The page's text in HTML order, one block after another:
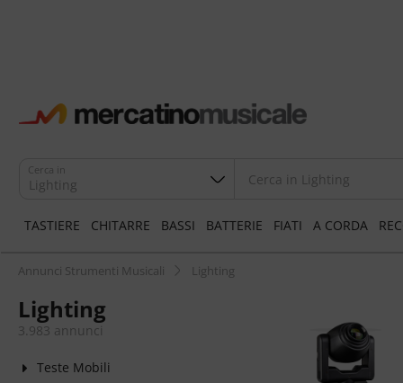
Lighting
Cerca in
TASTIERE CHITARRE BASSI BATTERIE FIATI A CORDA
Annunci Strumenti Musicali Lighting
Lighting
3.983 annunci
Teste Mobili